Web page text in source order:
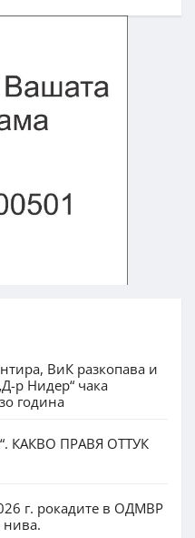
ВиК разкопава и
р Нидер“ чака
година
КАКВО ПРАВЯ ОТТУК
г. рокадите в ОДМВР
нива.